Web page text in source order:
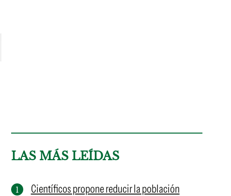
LAS MÁS LEÍDAS
Científicos propone reducir la población